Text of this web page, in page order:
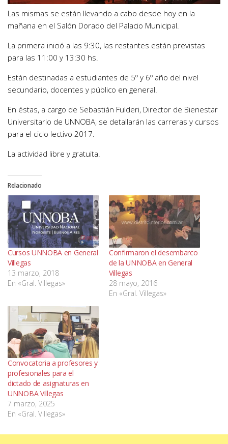
Las mismas se están llevando a cabo desde hoy en la
mañana en el Salón Dorado del Palacio Municipal.
La primera inició a las 9:30, las restantes están previstas
para las 11:00 y 13:30 hs.
Están destinadas a estudiantes de 5º y 6º año del nivel
secundario, docentes y público en general.
En éstas, a cargo de Sebastián Fulderi, Director de Bienestar
Universitario de UNNOBA, se detallarán las carreras y cursos
para el ciclo lectivo 2017.
La actividad libre y gratuita.
Relacionado
Cursos UNNOBA en General
Villegas
13 marzo, 2018
En «Gral. Villegas»
Confirmaron el desembarco
de la UNNOBA en General
Villegas
28 mayo, 2016
En «Gral. Villegas»
Convocatoria a profesores y
profesionales para el
dictado de asignaturas en
UNNOBA Villegas
7 marzo, 2025
En «Gral. Villegas»